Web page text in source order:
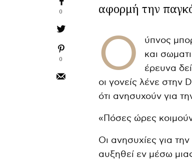
0
0
αφορμή την
Ο
ύπνος
και
έρευνα
οι γονείς λένε στην
ότι ανησυχούν για
«Πόσες ώρες
Οι ανησυχίες για
αυξηθεί εν μέσω